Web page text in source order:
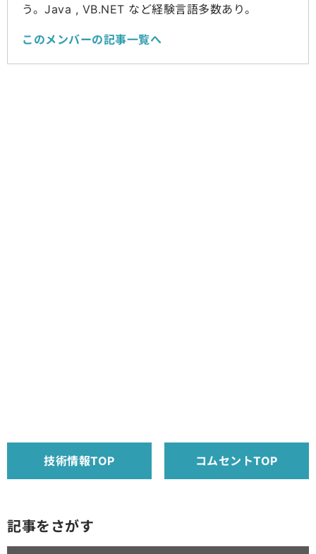
う。Java , VB.NET など経験言語多数あり。
このメンバーの記事一覧へ
技術情報TOP コムセントTOP
記事をさがす